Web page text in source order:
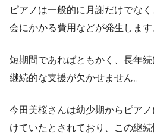
ピアノは一般的に月謝だけでな
会にかかる費用などが発生します
短期間であればともかく、長年
継続的な支援が欠かせません。
今田美桜さんは幼少期からピア
けていたとされており、この継